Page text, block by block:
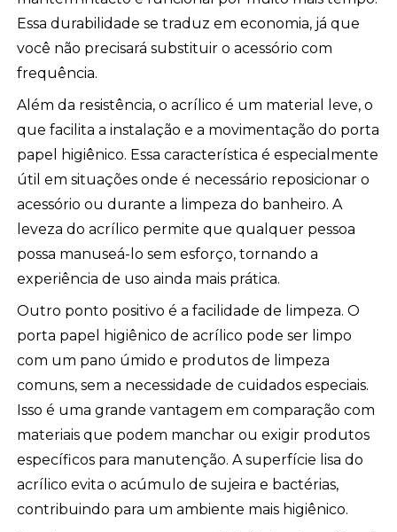
Essa durabilidade se traduz em economia, já que
você não precisará substituir o acessório com
frequência.
Além da resistência, o acrílico é um material leve, o
que facilita a instalação e a movimentação do porta
papel higiênico. Essa característica é especialmente
útil em situações onde é necessário reposicionar o
acessório ou durante a limpeza do banheiro. A
leveza do acrílico permite que qualquer pessoa
possa manuseá-lo sem esforço, tornando a
experiência de uso ainda mais prática.
Outro ponto positivo é a facilidade de limpeza. O
porta papel higiênico de acrílico pode ser limpo
com um pano úmido e produtos de limpeza
comuns, sem a necessidade de cuidados especiais.
Isso é uma grande vantagem em comparação com
materiais que podem manchar ou exigir produtos
específicos para manutenção. A superfície lisa do
acrílico evita o acúmulo de sujeira e bactérias,
contribuindo para um ambiente mais higiênico.